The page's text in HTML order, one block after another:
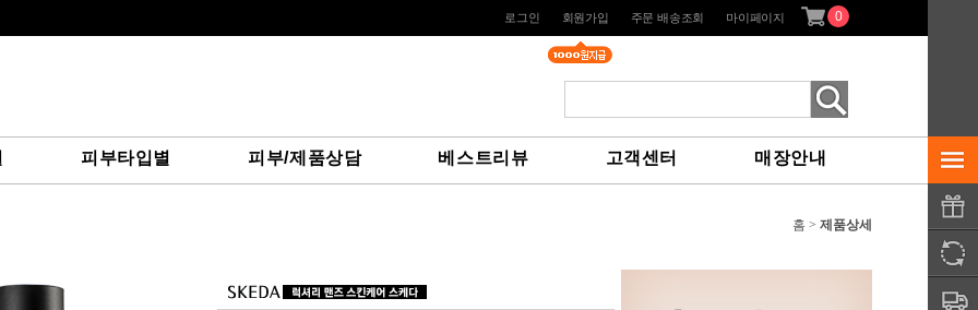
로그인 회원가입 주문 배송조회 마이페이지 0
피부타입별 피부/제품상담 베스트리뷰 고객센터 매장안내
홈 > 제품상세